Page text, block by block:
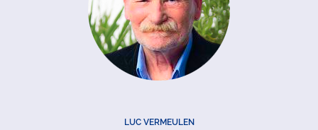
LUC VERMEULEN